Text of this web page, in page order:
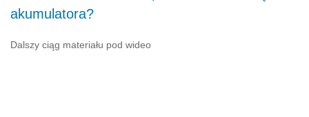
akumulatora?
Dalszy ciąg materiału pod wideo